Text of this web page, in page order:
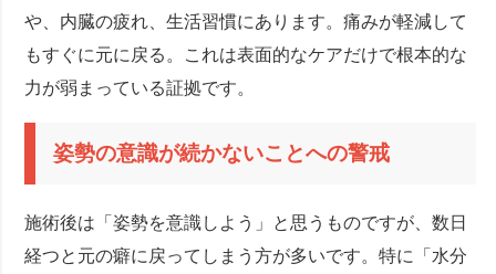
や、内臓の疲れ、生活習慣にあります。痛みが軽減して
もすぐに元に戻る。これは表面的なケアだけで根本的な
力が弱まっている証拠です。
姿勢の意識が続かないことへの警戒
施術後は「姿勢を意識しよう」と思うものですが、数日
経つと元の癖に戻ってしまう方が多いです。特に「水分